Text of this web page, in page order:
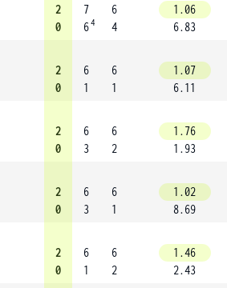
2
0
7
64
6
4
1.06
6.83
2
0
6
1
6
1
1.07
6.11
2
0
6
3
6
2
1.76
1.93
2
0
6
3
6
1
1.02
8.69
2
0
6
1
6
2
1.46
2.43